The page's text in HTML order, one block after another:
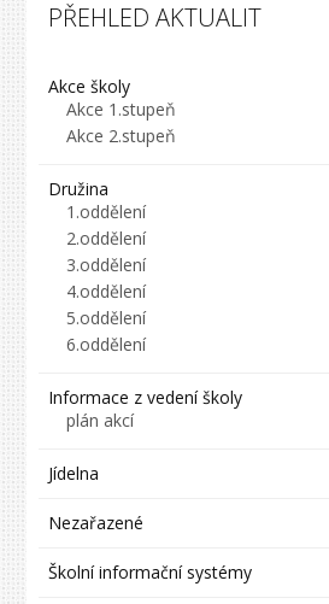
PŘEHLED AKTUALIT
Akce školy
Akce 1.stupeň
Akce 2.stupeň
Družina
1.oddělení
2.oddělení
3.oddělení
4.oddělení
5.oddělení
6.oddělení
Informace z vedení školy
plán akcí
Jídelna
Nezařazené
Školní informační systémy